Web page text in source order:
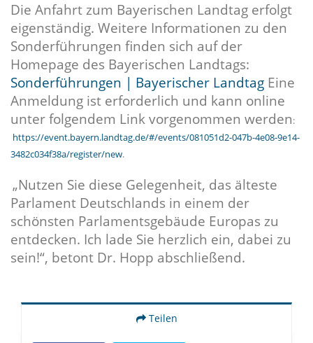
Die Anfahrt zum Bayerischen Landtag erfolgt
eigenständig. Weitere Informationen zu den
Sonderführungen finden sich auf der
Homepage des Bayerischen Landtags:
Sonderführungen | Bayerischer Landtag Eine
Anmeldung ist erforderlich und kann online
unter folgendem Link vorgenommen werden:
https://event.bayern.landtag.de/#/events/081051d2-047b-4e08-9e14-
3482c034f38a/register/new.
Nutzen Sie diese Gelegenheit, das älteste
Parlament Deutschlands in einem der
schönsten Parlamentsgebäude Europas zu
entdecken. Ich lade Sie herzlich ein, dabei zu
sein!“, betont Dr. Hopp abschließend.
Teilen